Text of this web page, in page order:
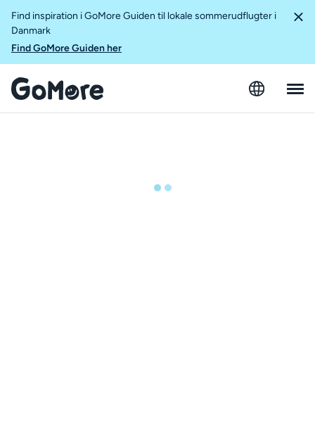
Find inspiration i GoMore Guiden til lokale sommerudflugter i
Danmark
Find GoMore Guiden her